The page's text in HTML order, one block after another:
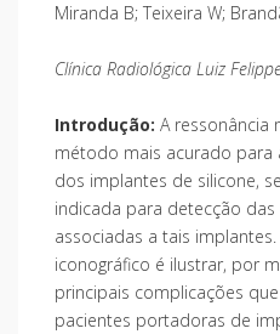
Miranda B; Teixeira W;
Clínica Radiológica Luiz
Introdução: A ressonância
método mais acurado para
dos implantes de silicone,
indicada para detecção
associadas a tais
iconográfico é ilustrar, por
principais complicações
pacientes portadoras de